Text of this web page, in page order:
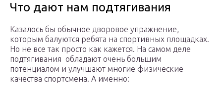
Что дают нам подтягивания
Казалось бы обычное дворовое упражнение,
которым балуются ребята на спортивных площадках.
Но не все так просто как кажется. На самом деле
подтягивания обладают очень большим
потенциалом и улучшают многие физические
качества спортсмена. А именно: